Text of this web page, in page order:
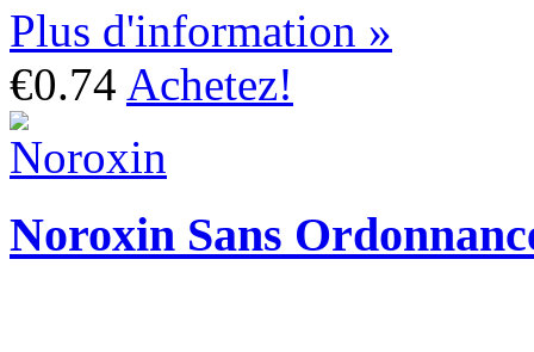
Plus d'information »
€0.74 Achetez!
Noroxin Sans